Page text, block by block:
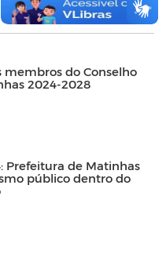
membros do Conselho
2024-2028
Prefeitura de Matinhas
público dentro do